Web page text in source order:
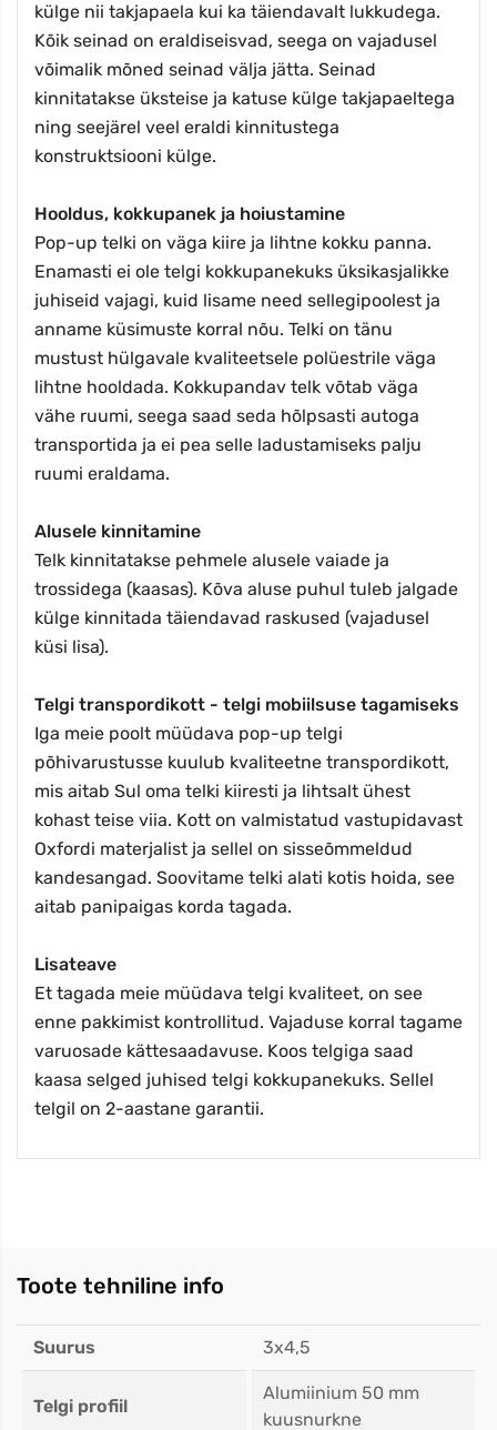
külge nii takjapaela kui ka täiendavalt lukkudega.
Kõik seinad on eraldiseisvad, seega on vajadusel
võimalik mõned seinad välja jätta. Seinad
kinnitatakse üksteise ja katuse külge takjapaeltega
ning seejärel veel eraldi kinnitustega
konstruktsiooni külge.
Hooldus, kokkupanek ja hoiustamine
Pop-up telki on väga kiire ja lihtne kokku panna.
Enamasti ei ole telgi kokkupanekuks üksikasjalikke
juhiseid vajagi, kuid lisame need sellegipoolest ja
anname küsimuste korral nõu. Telki on tänu
mustust hülgavale kvaliteetsele polüestrile väga
lihtne hooldada. Kokkupandav telk võtab väga
vähe ruumi, seega saad seda hõlpsasti autoga
transportida ja ei pea selle ladustamiseks palju
ruumi eraldama.
Alusele kinnitamine
Telk kinnitatakse pehmele alusele vaiade ja
trossidega (kaasas). Kõva aluse puhul tuleb jalgade
külge kinnitada täiendavad raskused (vajadusel
küsi lisa).
Telgi transpordikott - telgi mobiilsuse tagamiseks
Iga meie poolt müüdava pop-up telgi
põhivarustusse kuulub kvaliteetne transpordikott,
mis aitab Sul oma telki kiiresti ja lihtsalt ühest
kohast teise viia. Kott on valmistatud vastupidavast
Oxfordi materjalist ja sellel on sisseõmmeldud
kandesangad. Soovitame telki alati kotis hoida, see
aitab panipaigas korda tagada.
Lisateave
Et tagada meie müüdava telgi kvaliteet, on see
enne pakkimist kontrollitud. Vajaduse korral tagame
varuosade kättesaadavuse. Koos telgiga saad
kaasa selged juhised telgi kokkupanekuks. Sellel
telgil on 2-aastane garantii.
Toote tehniline info
Suurus 3x4,5
Telgi profiil
Alumiinium 50 mm
kuusnurkne